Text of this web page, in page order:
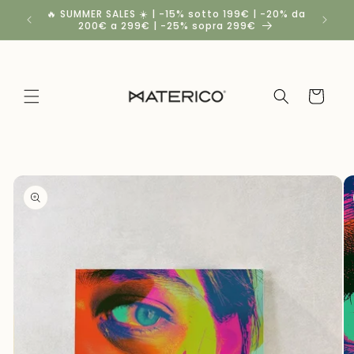
direttamente
ai contenuti
🔥 SUMMER SALES ☀️ | -15% sotto 199€ | -20% da
200€ a 299€ | -25% sopra 299€
Carrello
informazioni
sul
prodotto